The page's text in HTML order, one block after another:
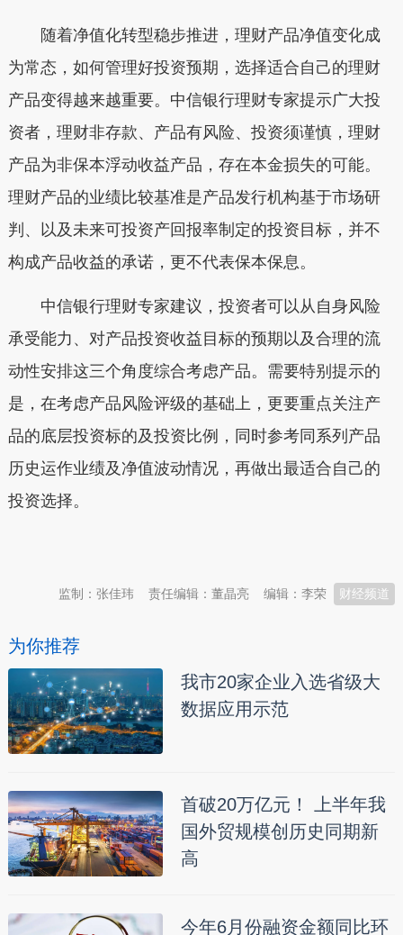
随着净值化转型稳步推进，理财产品净值变化成
为常态，如何管理好投资预期，选择适合自己的理财
产品变得越来越重要。中信银行理财专家提示广大投
资者，理财非存款、产品有风险、投资须谨慎，理财
产品为非保本浮动收益产品，存在本金损失的可能。
理财产品的业绩比较基准是产品发行机构基于市场研
判、以及未来可投资产回报率制定的投资目标，并不
构成产品收益的承诺，更不代表保本保息。
中信银行理财专家建议，投资者可以从自身风险
承受能力、对产品投资收益目标的预期以及合理的流
动性安排这三个角度综合考虑产品。需要特别提示的
是，在考虑产品风险评级的基础上，更要重点关注产
品的底层投资标的及投资比例，同时参考同系列产品
历史运作业绩及净值波动情况，再做出最适合自己的
投资选择。
财经频道
编辑：李荣
责任编辑：董晶亮
监制：张佳玮
为你推荐
我市20家企业入选省级大
数据应用示范
首破20万亿元！ 上半年我
国外贸规模创历史同期新
高
今年6月份融资金额同比环